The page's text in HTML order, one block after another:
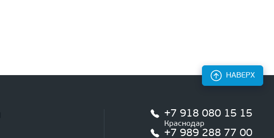
+7 918 080 15 15
Краснодар
+7 989 288 77 00
НАВЕРХ